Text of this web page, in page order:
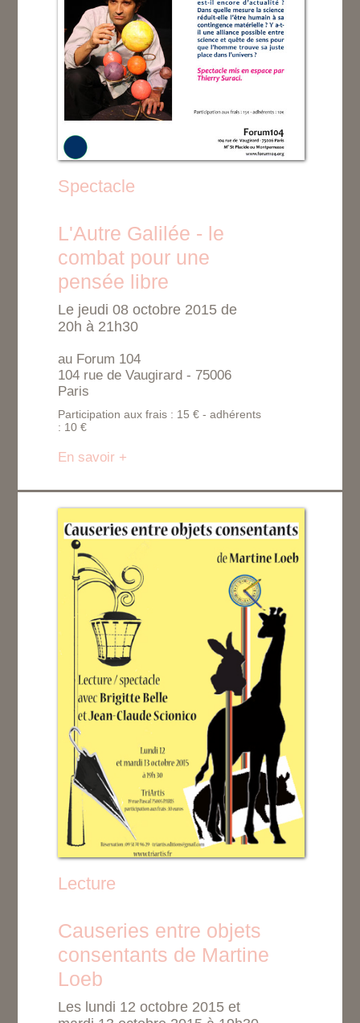
Spectacle
L'Autre Galilée - le
combat pour une
pensée libre
Le jeudi 08 octobre 2015 de
20h à 21h30
au Forum 104
104 rue de Vaugirard - 75006
Paris
Participation aux frais : 15 € - adhérents
: 10 €
En savoir +
Lecture
Causeries entre objets
consentants de Martine
Loeb
Les lundi 12 octobre 2015 et